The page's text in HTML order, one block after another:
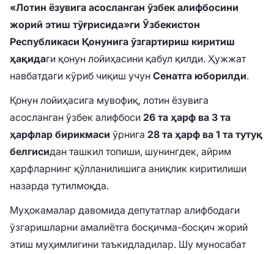
«Лотин ёзувига асосланган ўзбек алифбосини
жорий этиш тўғрисида»ги Ўзбекистон
Республикаси Қонунига ўзгартириш киритиш
ҳақидаги қонун лойиҳасини қабул қилди. Ҳужжат
навбатдаги кўриб чиқиш учун Сенатга юборилди.
Қонун лойиҳасига мувофиқ, лотин ёзувига
асосланган ўзбек алифбоси 26 та ҳарф ва 3 та
ҳарфлар бирикмаси ўрнига 28 та ҳарф ва 1 та тутуқ
белгисидан ташкил топиши, шунингдек, айрим
ҳарфларнинг қўлланилишига аниқлик киритилиши
назарда тутилмоқда.
Муҳокамалар давомида депутатлар алифбодаги
ўзгаришларни амалиётга босқичма-босқич жорий
этиш муҳимлигини таъкидладилар. Шу муносабат